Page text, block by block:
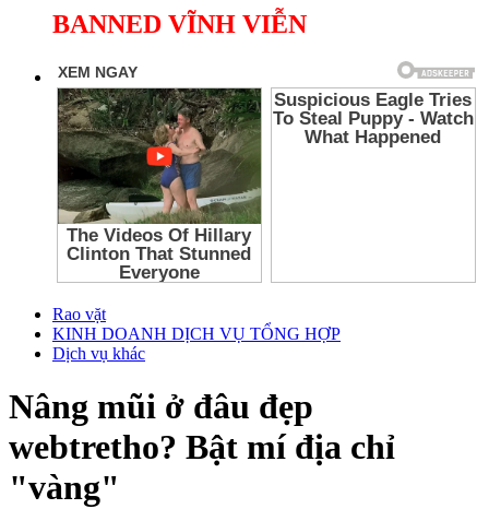
BANNED VĨNH VIỄN
Rao vặt
KINH DOANH DỊCH VỤ TỔNG HỢP
Dịch vụ khác
Nâng mũi ở đâu đẹp
webtretho? Bật mí địa chỉ
"vàng"